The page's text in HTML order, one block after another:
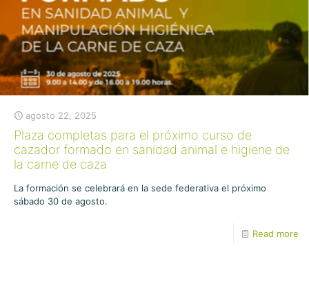
agosto 22, 2025
Plaza completas para el próximo curso de
cazador formado en sanidad animal e higiene de
la carne de caza
La formación se celebrará en la sede federativa el próximo
sábado 30 de agosto.
Read more